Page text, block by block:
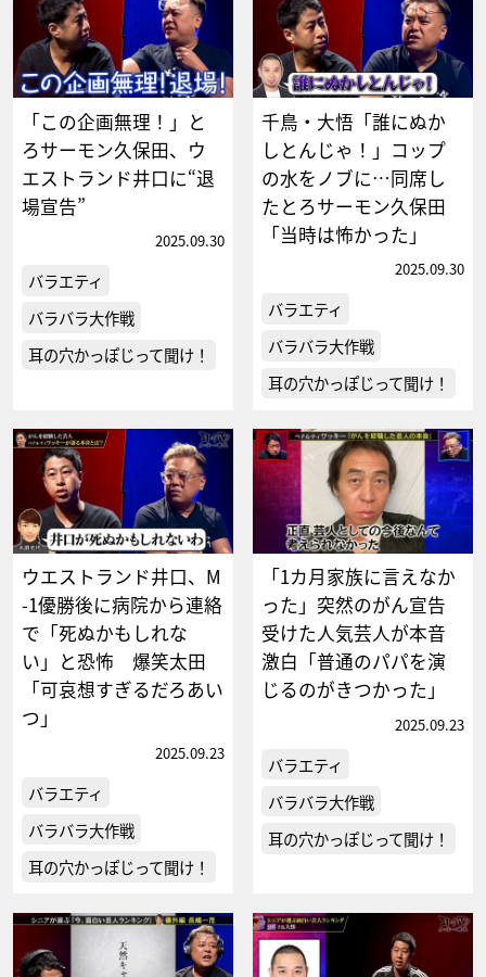
「この企画無理！」と
ろサーモン久保田、ウ
エストランド井口に“退
場宣告”
2025.09.30
バラエティ
バラバラ大作戦
耳の穴かっぽじって聞け！
千鳥・大悟「誰にぬか
しとんじゃ！」コップ
の水をノブに…同席し
たとろサーモン久保田
「当時は怖かった」
2025.09.30
バラエティ
バラバラ大作戦
耳の穴かっぽじって聞け！
ウエストランド井口、M
-1優勝後に病院から連絡
で「死ぬかもしれな
い」と恐怖 爆笑太田
「可哀想すぎるだろあい
つ」
2025.09.23
バラエティ
バラバラ大作戦
耳の穴かっぽじって聞け！
「1カ月家族に言えなか
った」突然のがん宣告
受けた人気芸人が本音
激白「普通のパパを演
じるのがきつかった」
2025.09.23
バラエティ
バラバラ大作戦
耳の穴かっぽじって聞け！